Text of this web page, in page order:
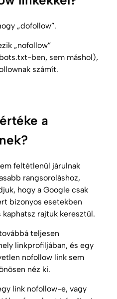
„dofollow”.
„nofollow”
ben, sem máshol),
számít.
a
feltétlenül járulnak
rangsoroláshoz,
hogy a Google csak
bizonyos esetekben
kaphatsz rajtuk keresztül.
teljesen
linkprofiljában, és egy
nofollow link sem
néz ki.
link nofollow-e, vagy